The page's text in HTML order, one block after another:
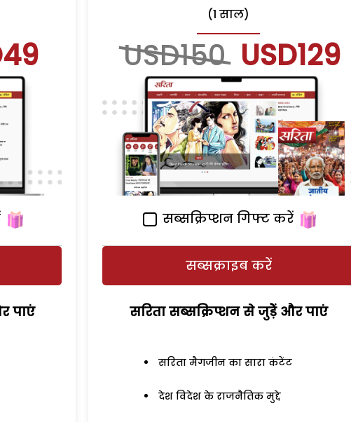
पाएं
(1 साल)
USD150 USD129
सब्सक्रिप्शन गिफ्ट करें
सब्सक्राइब करें
सरिता सब्सक्रिप्शन से जुड़ेें और पाएं
सरिता मैगजीन का सारा कंटेंट
देश विदेश के राजनैतिक मुद्दे